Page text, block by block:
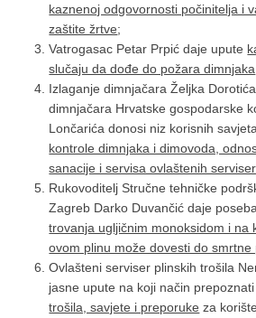
kaznenoj odgovornosti počinitelja i
zaštite žrtve;
Vatrogasac Petar Prpić daje upute
slučaju da dođe do požara dimnjaka
Izlaganje dimnjačara Željka
dimnjačara Hrvatske gospodarske
Lončarića donosi niz korisnih
kontrole dimnjaka i dimovoda,
sanacije i servisa ovlaštenih
Rukovoditelj Stručne tehničke
Zagreb Darko Duvančić daje
trovanja ugljičnim monoksidom i na
ovom plinu može dovesti do smrtne
Ovlašteni serviser plinskih trošila
jasne upute na koji način prepoznati
trošila, savjete i preporuke za